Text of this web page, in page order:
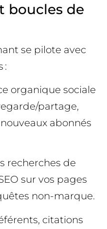
boucles de
se pilote avec
:
organique sociale
partage,
abonnés
recherches de
sur vos pages
non-marque.
citations